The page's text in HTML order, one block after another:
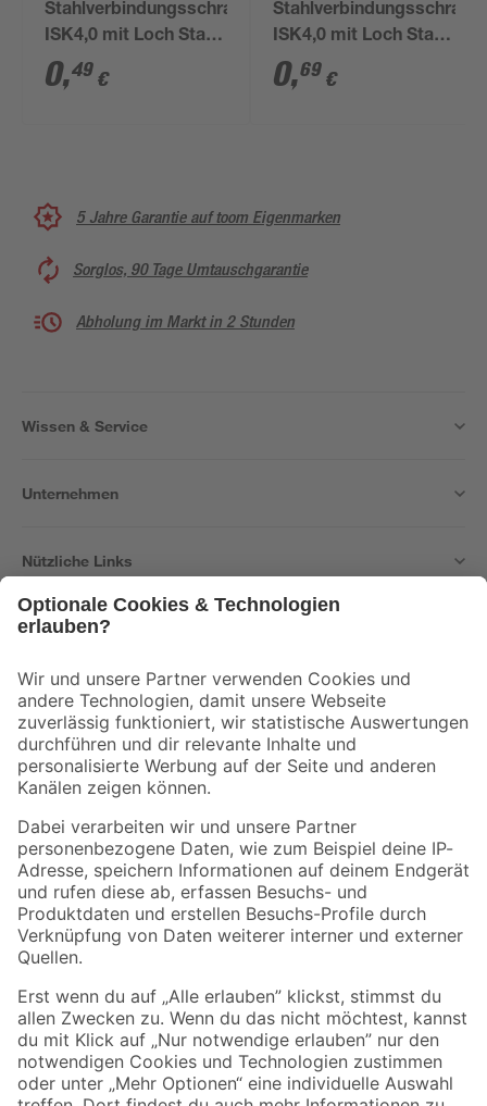
Stahlverbindungsschraube
ISK4,0 mit Loch Stahl
7 x 40 mm 1 Stück
0,49 €
ISK4,0 mit Loch Stahl
7 x 60 mm 1 Stück
0,69 €
5 Jahre Garantie auf toom Eigenmarken
Sorglos, 90 Tage Umtauschgarantie
Abholung im Markt in 2 Stunden
Wissen & Service
Unternehmen
Nützliche Links
Der toom Newsletter: Keine Angebote und Aktionen mehr verpassen!
Zur Newsletter Anmeldung
Folge uns
Zahlungsarten Versandarten
Sicher einkaufen
Jetzt die toom-App herunterladen